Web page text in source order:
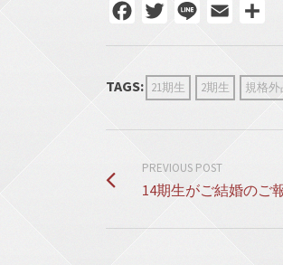
FacebookTwitterLine Email
TAGS: 21期生 2期生 規格外
PREVIOUS POST
14期生がご結婚のご